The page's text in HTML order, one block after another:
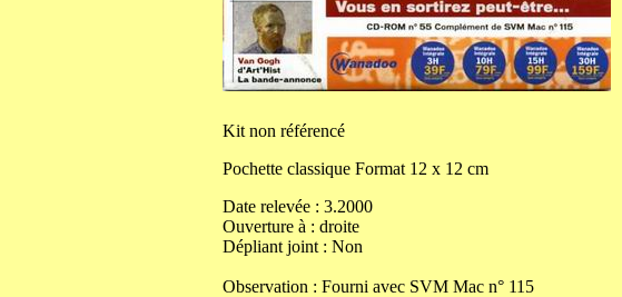
Kit non référencé
Pochette classique Format 12 x 12 cm
Date relevée : 3.2000
Ouverture à : droite
Dépliant joint : Non
Observation : Fourni avec SVM Mac n° 115